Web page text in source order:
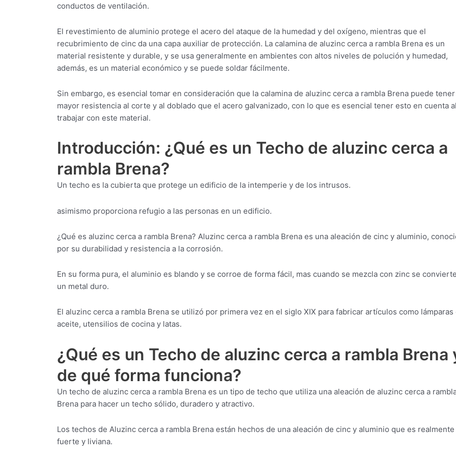
conductos de ventilación.
El revestimiento de aluminio protege el acero del ataque de la humedad y del oxígeno, mientras que el
recubrimiento de cinc da una capa auxiliar de protección. La calamina de aluzinc cerca a rambla Brena es un
material resistente y durable, y se usa generalmente en ambientes con altos niveles de polución y humedad,
además, es un material económico y se puede soldar fácilmente.
Sin embargo, es esencial tomar en consideración que la calamina de aluzinc cerca a rambla Brena puede
mayor resistencia al corte y al doblado que el acero galvanizado, con lo que es esencial tener esto en cuenta
trabajar con este material.
Introducción: ¿Qué es un Techo de aluzinc cerca a
rambla Brena?
Un techo es la cubierta que protege un edificio de la intemperie y de los intrusos.
asimismo proporciona refugio a las personas en un edificio.
¿Qué es aluzinc cerca a rambla Brena? Aluzinc cerca a rambla Brena es una aleación de cinc y aluminio,
por su durabilidad y resistencia a la corrosión.
En su forma pura, el aluminio es blando y se corroe de forma fácil, mas cuando se mezcla con zinc se
un metal duro.
El aluzinc cerca a rambla Brena se utilizó por primera vez en el siglo XIX para fabricar artículos como lámparas
aceite, utensilios de cocina y latas.
¿Qué es un Techo de aluzinc cerca a rambla Brena
de qué forma funciona?
Un techo de aluzinc cerca a rambla Brena es un tipo de techo que utiliza una aleación de aluzinc cerca a
Brena para hacer un techo sólido, duradero y atractivo.
Los techos de Aluzinc cerca a rambla Brena están hechos de una aleación de cinc y aluminio que es realmente
fuerte y liviana.